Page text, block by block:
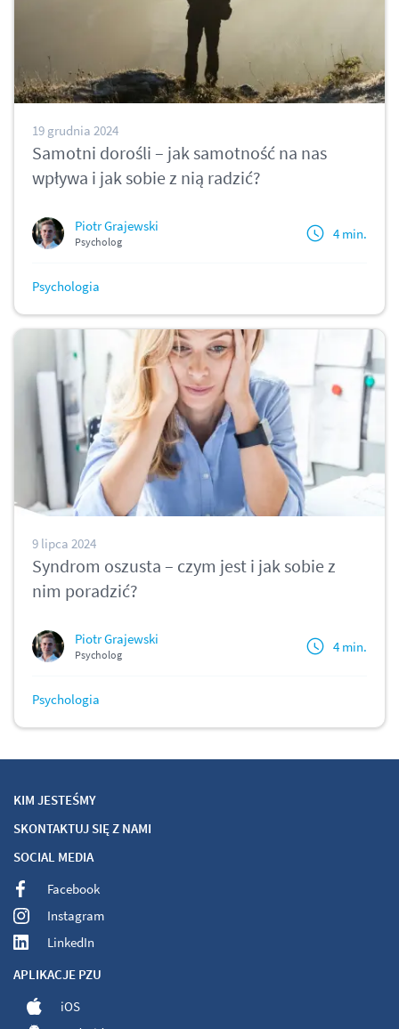
19 grudnia 2024
Samotni dorośli – jak samotność na nas
wpływa i jak sobie z nią radzić?
Piotr Grajewski
Psycholog 4 min.
Psychologia
9 lipca 2024
Syndrom oszusta – czym jest i jak sobie z
nim poradzić?
Piotr Grajewski
Psycholog 4 min.
Psychologia
KIM JESTEŚMY
SKONTAKTUJ SIĘ Z NAMI
SOCIAL MEDIA
Facebook
Instagram
LinkedIn
APLIKACJE PZU
iOS